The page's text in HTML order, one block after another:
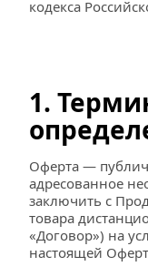
кодекса
1.
Оферта —
адресованное
заключить с
товара
«Договор») на
настоящей